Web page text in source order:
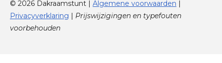
© 2026 Dakraamstunt | Algemene voorwaarden |
Privacyverklaring | Prijswijzigingen en typefouten
voorbehouden